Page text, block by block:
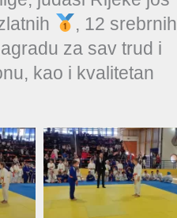
, 12 srebrnih
za sav trud i
kao i kvalitetan